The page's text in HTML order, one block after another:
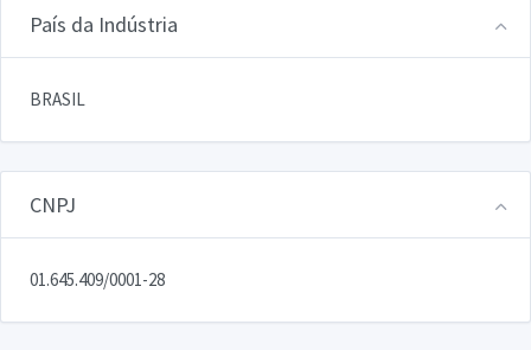
País da Indústria
BRASIL
CNPJ
01.645.409/0001-28